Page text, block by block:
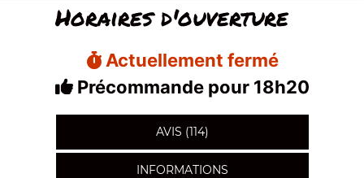
Horaires d'ouverture
Actuellement fermé
Précommande pour 18h20
AVIS (114)
INFORMATIONS